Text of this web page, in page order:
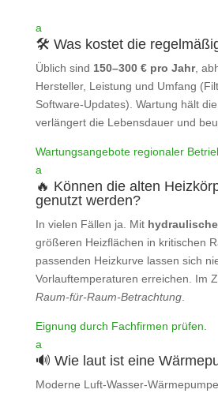
a
🛠️ Was kostet die
Üblich sind 150–300 € pro Jahr,
Hersteller, Leistung und Umfang
Software‑Updates). Wartung hält
verlängert die Lebensdauer und
Wartungsangebote regionaler
a
🔥 Können die alten
genutzt werden?
In vielen Fällen ja. Mit
größeren Heizflächen in kritischen
passenden Heizkurve lassen sich
Vorlauftemperaturen erreichen. Im
Raum‑für‑Raum‑Betrachtung.
Eignung durch Fachfirmen prüfen
a
🔊 Wie laut ist eine
Moderne